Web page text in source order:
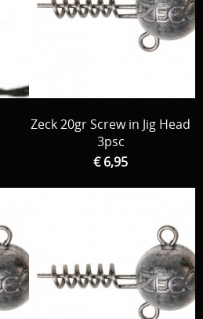
Zeck 20gr Screw in Jig Head
3psc
€ 6,95